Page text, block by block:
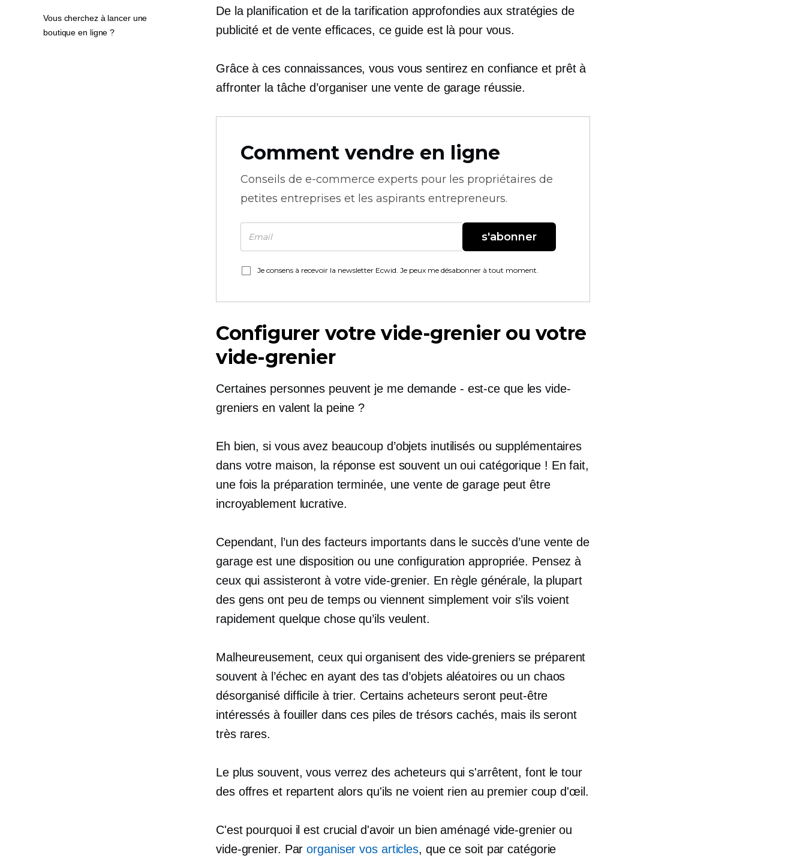
De la planification et de la tarification approfondies aux stratégies de
publicité et de vente efficaces, ce guide est là pour vous.
Grâce à ces connaissances, vous vous sentirez en confiance et prêt à
affronter la tâche d’organiser une vente de garage réussie.
Comment vendre en ligne
Conseils de e-commerce experts pour les propriétaires de
petites entreprises et les aspirants entrepreneurs.
s'abonner
Je consens à recevoir la newsletter Ecwid. Je peux me désabonner à tout moment.
Configurer votre vide-grenier ou votre
vide-grenier
Certaines personnes peuvent je me demande - est-ce queles vide-
greniers en valent la peine ?
Eh bien, si vous avez beaucoup d’objets inutilisés ou supplémentaires
dans votre maison, la réponse est souvent un oui catégorique ! En fait,
une fois la préparation terminée, une vente de garage peut être
incroyablement lucrative.
Cependant, l’un des facteurs importants dans le succès d’une vente de
garage est une disposition ou une configuration appropriée. Pensez à
ceux qui assisteront à votre vide-grenier. En règle générale, la plupart
des gens ont peu de temps ou viennent simplement voir s’ils voient
rapidement quelque chose qu’ils veulent.
Malheureusement, ceux qui organisent des vide-greniers se préparent
souvent à l’échec en ayant des tas d’objets aléatoires ou un chaos
désorganisé difficile à trier. Certains acheteurs seront peut-être
intéressés à fouiller dans ces piles de trésors cachés, mais ils seront
très rares.
Le plus souvent, vous verrez des acheteurs qui s'arrêtent, font le tour
des offres et repartent alors qu'ils ne voient rien au premier coup d'œil.
C'est pourquoi il est crucial d'avoir un bien aménagévide-grenier ou
vide-grenier. Parorganiser vos articles, que ce soit par catégorie
Vous cherchez à lancer une
boutique en ligne ?